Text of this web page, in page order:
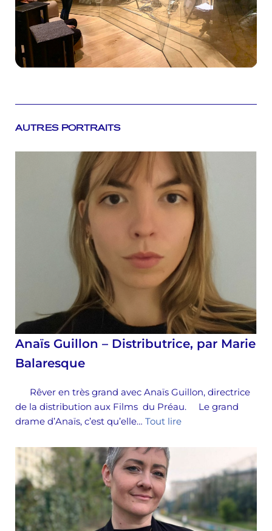
AUTRES PORTRAITS
Anaïs Guillon – Distributrice, par Marie
Balaresque
Rêver en très grand avec Anaïs Guillon, directrice
de la distribution aux Films du Préau. Le grand
drame d’Anaïs, c’est qu’elle… Tout lire